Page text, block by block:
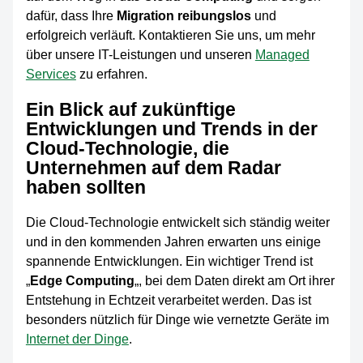
dafür, dass Ihre Migration reibungslos und
erfolgreich verläuft. Kontaktieren Sie uns, um mehr
über unsere IT-Leistungen und unseren Managed
Serviceszu erfahren.
Ein Blick auf zukünftige
Entwicklungen und Trends in der
Cloud-Technologie, die
Unternehmen auf dem Radar
haben sollten
Die Cloud-Technologie entwickelt sich ständig weiter
und in den kommenden Jahren erwarten uns einige
spannende Entwicklungen. Ein wichtiger Trend ist
„Edge Computing„, bei dem Daten direkt am Ort ihrer
Entstehung in Echtzeit verarbeitet werden. Das ist
besonders nützlich für Dinge wie vernetzte Geräte im
Internet der Dinge.